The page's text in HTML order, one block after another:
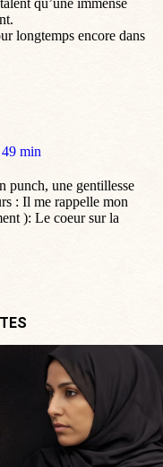
qu’une immense
longtemps encore dans
49 min
punch, une gentillesse
: Il me rappelle mon
): Le coeur sur la